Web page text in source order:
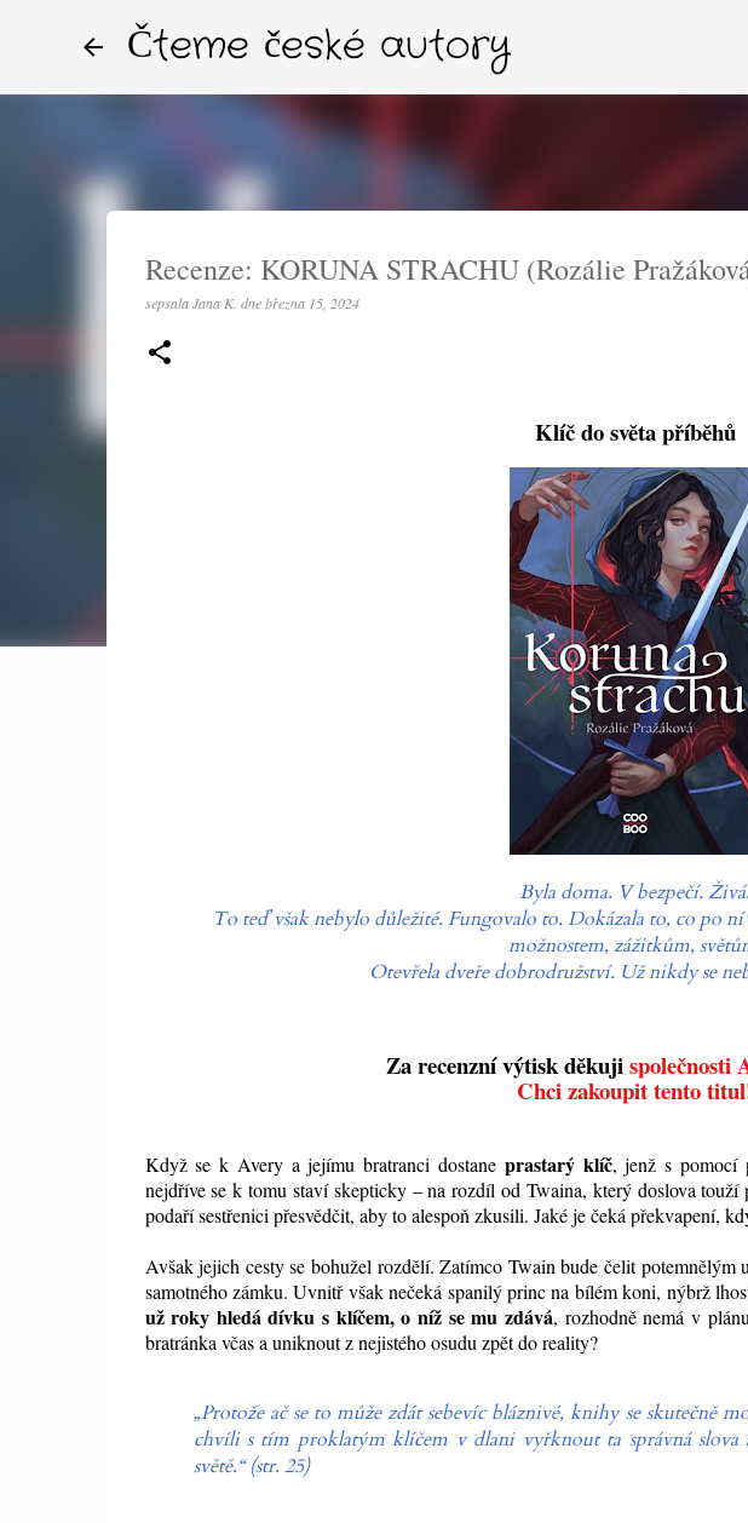
Čteme české autory
Recenze: KORUNA STRACHU (Rozálie
sepsalaJana K. dnebřezna 15, 2024
Klíč do světa příběhů
Byla doma. V bezpečí.Živá
To teď však nebylo důležité. Fungovalo to. Dokázala to, co po
možnostem, zážitkům,
Otevřela dveře dobrodružství. Už nikdy se
Za recenzní výtisk děkujispolečnosti
Chci zakoupit tento
Když se k Avery a jejímu bratranci dostane prastarý klíč, jenž s pomocí
nejdříve se k tomu staví skepticky – na rozdíl od Twaina, který doslova
podaří sestřenici přesvědčit, aby to alespoň zkusili. Jaké je čeká překvapení,
Avšak jejich cesty se bohužel rozdělí. Zatímco Twain bude čelit potemnělým
samotného zámku. Uvnitř však nečeká spanilý princ na bílém koni, nýbrž
už roky hledá dívku s klíčem, o níž se mu zdává, rozhodně nemá v
bratránka včas a uniknout z nejistého osudu zpět do reality?
„Protože ač se to může zdát sebevíc bláznivé, knihy se skutečně
chvíli s tím proklatým klíčem v dlani vyřknout ta správná
světě.“ (str. 25)